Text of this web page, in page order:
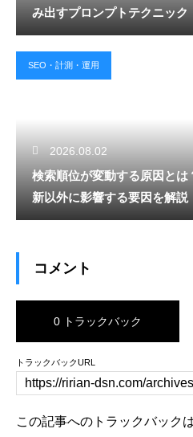
み出すプロンプトテクニック
SEO・計測・運用
2026.08.02
検索順位が変動する原因と
新以外に影響する要因を解説
コメント
0 トラックバック
トラックバックURL
この記事へのトラックバック